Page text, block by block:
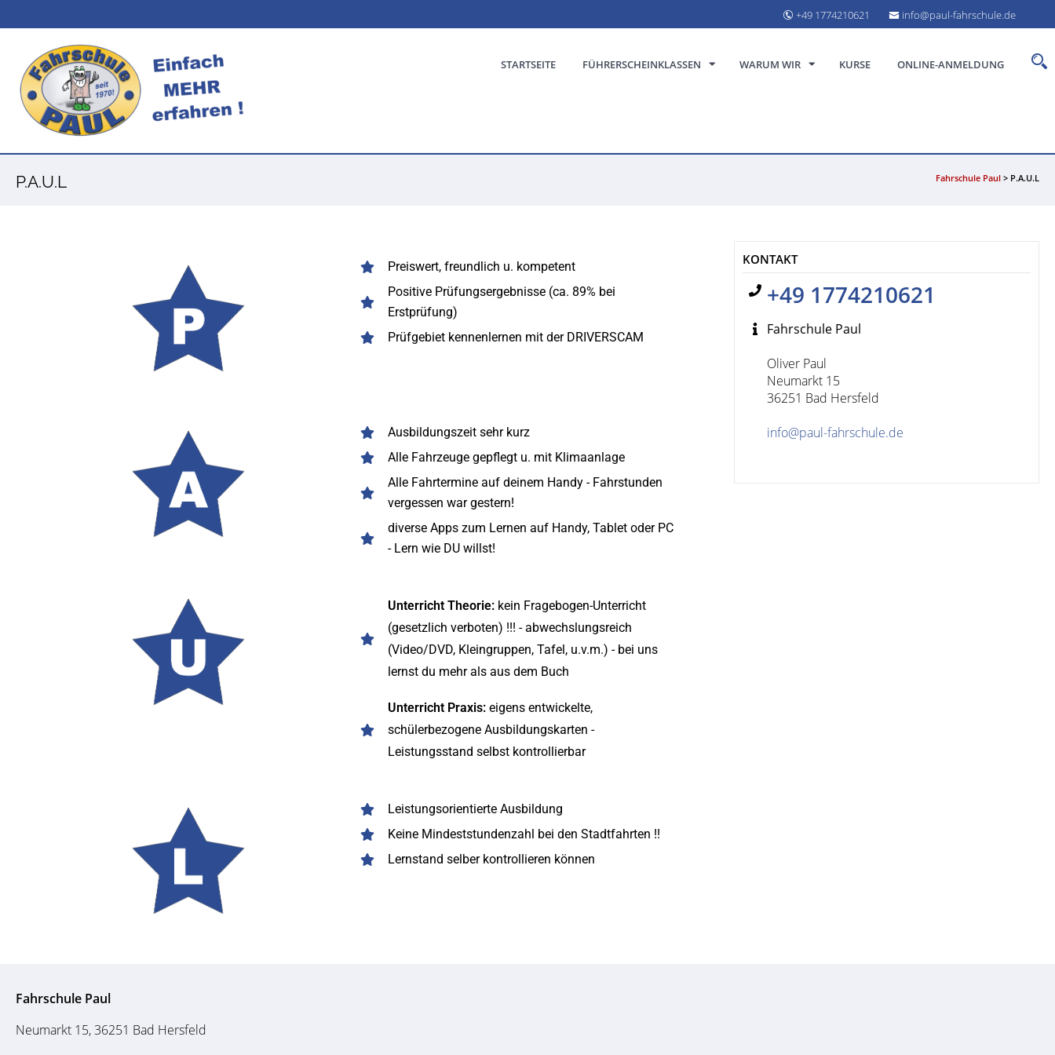
+49 1774210621 info@paul-fahrschule.de
STARTSEITE FÜHRERSCHEINKLASSEN WARUM WIR KURSE ONLINE-ANMELDUNG
P.A.U.L Fahrschule Paul > P.A.U.L
Preiswert, freundlich u. kompetent
Positive Prüfungsergebnisse (ca. 89% bei
Erstprüfung)
Prüfgebiet kennenlernen mit der DRIVERSCAM
Ausbildungszeit sehr kurz
Alle Fahrzeuge gepflegt u. mit Klimaanlage
Alle Fahrtermine auf deinem Handy - Fahrstunden
vergessen war gestern!
diverse Apps zum Lernen auf Handy, Tablet oder PC
- Lern wie DU willst!
Unterricht Theorie:kein Fragebogen-Unterricht
(gesetzlich verboten) !!! - abwechslungsreich
(Video/DVD, Kleingruppen, Tafel, u.v.m.) - bei uns
lernst du mehr als aus dem Buch
Unterricht Praxis:eigens entwickelte,
schülerbezogene Ausbildungskarten -
Leistungsstand selbst kontrollierbar
Leistungsorientierte Ausbildung
Keine Mindeststundenzahl bei den Stadtfahrten !!
Lernstand selber kontrollieren können
KONTAKT
+49 1774210621
Fahrschule Paul
Oliver Paul
Neumarkt 15
36251 Bad Hersfeld
info@paul-fahrschule.de
Fahrschule Paul
Neumarkt 15, 36251 Bad Hersfeld